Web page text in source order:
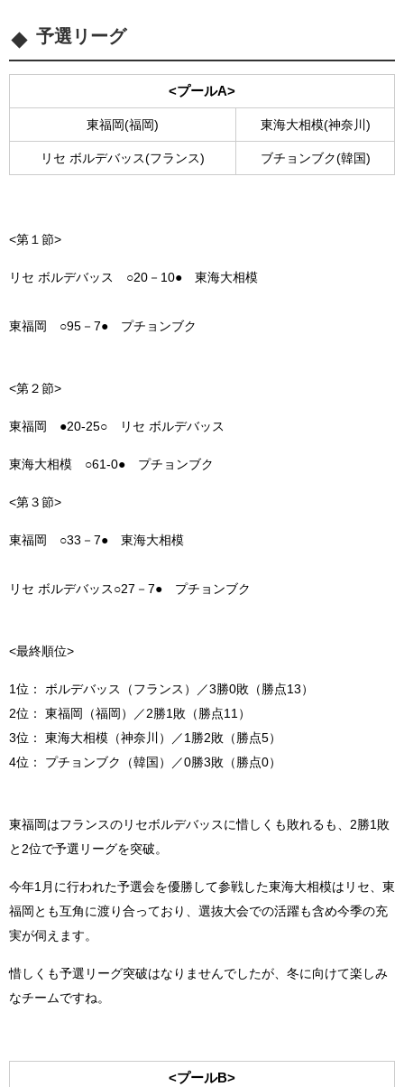
予選リーグ
<プールA>
東福岡(福岡) 東海大相模(神奈川)
リセ ボルデバッス(フランス) ブチョンブク(韓国)
<第１節>
リセ ボルデバッス ○20－10● 東海大相模
東福岡 ○95－7● プチョンブク
<第２節>
東福岡 ●20-25○ リセ ボルデバッス
東海大相模 ○61-0● プチョンブク
<第３節>
東福岡 ○33－7● 東海大相模
リセ ボルデバッス○27－7● プチョンブク
<最終順位>
1位： ボルデバッス（フランス）／3勝0敗（勝点13）
2位： 東福岡（福岡）／2勝1敗（勝点11）
3位： 東海大相模（神奈川）／1勝2敗（勝点5）
4位： プチョンブク（韓国）／0勝3敗（勝点0）
東福岡はフランスのリセボルデバッスに惜しくも敗れるも、2勝1敗
と2位で予選リーグを突破。
今年1月に行われた予選会を優勝して参戦した東海大相模はリセ、東
福岡とも互角に渡り合っており、選抜大会での活躍も含め今季の充
実が伺えます。
惜しくも予選リーグ突破はなりませんでしたが、冬に向けて楽しみ
なチームですね。
<プールB>